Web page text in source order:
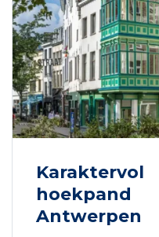
Karaktervol
hoekpand
Antwerpen